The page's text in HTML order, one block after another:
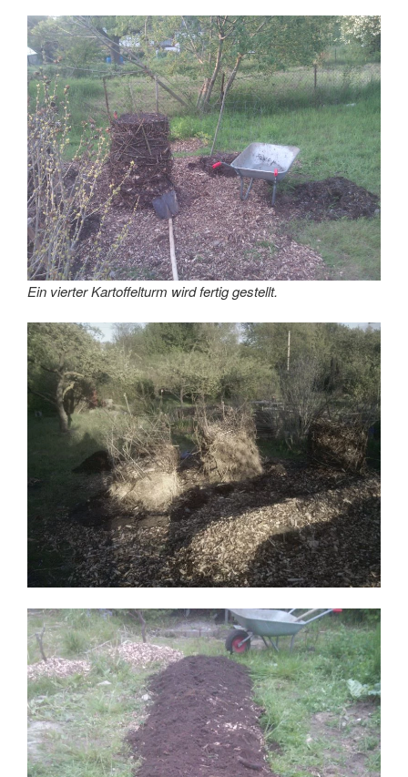
Ein vierter Kartoffelturm wird fertig gestellt.